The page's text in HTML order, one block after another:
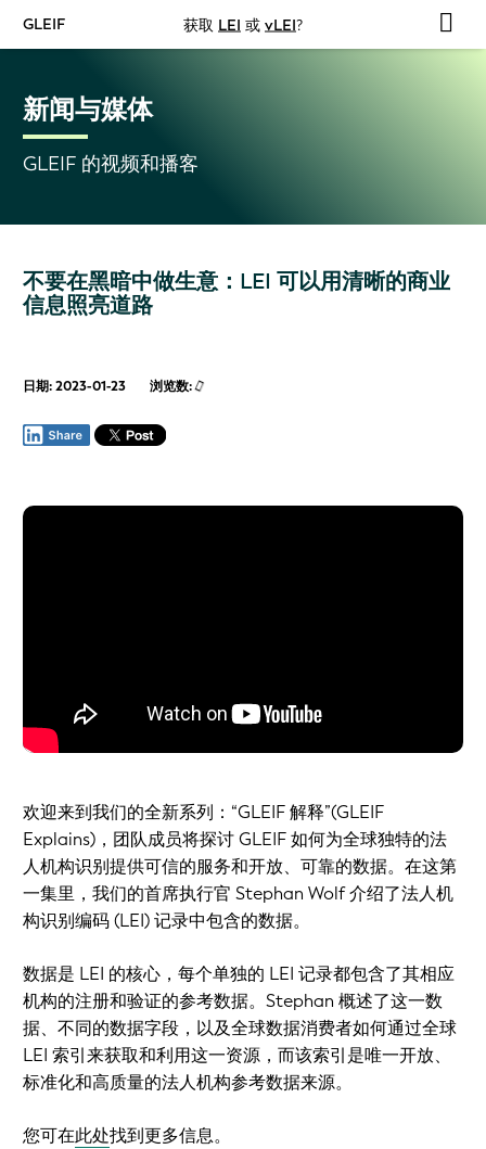
GLEIF 获取 LEI 或 vLEI?
新闻与媒体
GLEIF 的视频和播客
不要在黑暗中做生意：LEI 可以用清晰的商业
信息照亮道路
日期: 2023-01-23 浏览数:
欢迎来到我们的全新系列：“GLEIF 解释”(GLEIF
Explains)，团队成员将探讨 GLEIF 如何为全球独特的法
人机构识别提供可信的服务和开放、可靠的数据。在这第
一集里，我们的首席执行官 Stephan Wolf 介绍了法人机
构识别编码 (LEI) 记录中包含的数据。
数据是 LEI 的核心，每个单独的 LEI 记录都包含了其相应
机构的注册和验证的参考数据。Stephan 概述了这一数
据、不同的数据字段，以及全球数据消费者如何通过全球
LEI 索引来获取和利用这一资源，而该索引是唯一开放、
标准化和高质量的法人机构参考数据来源。
您可在此处找到更多信息。